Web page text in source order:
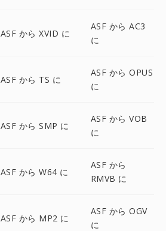
ASF から XVID に
ASF から AC3
に
ASF から TS に
ASF から OPUS
に
ASF から SMP に
ASF から VOB
に
ASF から W64 に
ASF から
RMVB に
ASF から MP2 に
ASF から OGV
に